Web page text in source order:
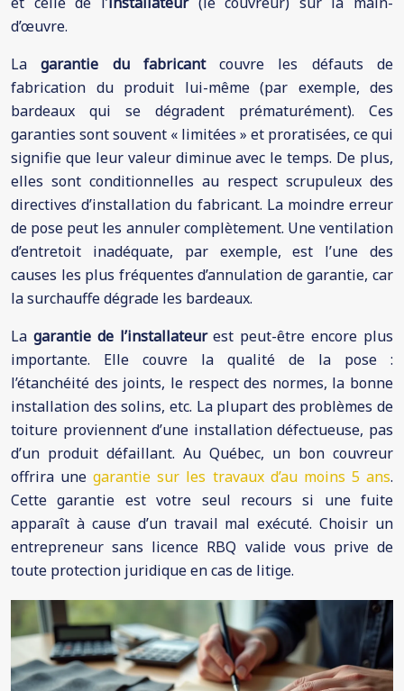
d’œuvre.
Lagarantie du fabricantcouvre les défauts de
fabrication du produit lui-même (par exemple, des
bardeaux qui se dégradent prématurément). Ces
garanties sont souvent « limitées » et proratisées, ce qui
signifie que leur valeur diminue avec le temps. De plus,
elles sont conditionnelles au respect scrupuleux des
directives d’installation du fabricant. La moindre erreur
de pose peut les annuler complètement. Une ventilation
d’entretoit inadéquate, par exemple, est l’une des
causes les plus fréquentes d’annulation de garantie, car
la surchauffe dégrade les bardeaux.
La garantie de l’installateurest peut-être encore plus
importante. Elle couvre la qualité de la pose :
l’étanchéité des joints, le respect des normes, la bonne
installation des solins, etc. La plupart des problèmes de
toiture proviennent d’une installation défectueuse, pas
d’un produit défaillant. Au Québec, un bon couvreur
offrira unegarantie sur les travaux d’au moins 5 ans.
Cette garantie est votre seul recours si une fuite
apparaît à cause d’un travail mal exécuté. Choisir un
entrepreneur sans licence RBQ valide vous prive de
toute protection juridique en cas de litige.